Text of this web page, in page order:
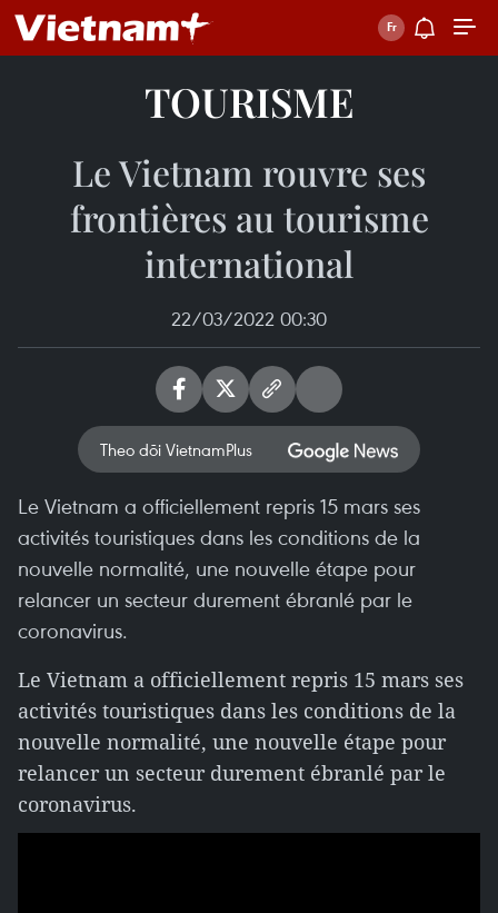
TOURISME
Le Vietnam rouvre ses
frontières au tourisme
international
22/03/2022 00:30
Theo dõi VietnamPlus
Le Vietnam a officiellement repris 15 mars ses
activités touristiques dans les conditions de la
nouvelle normalité, une nouvelle étape pour
relancer un secteur durement ébranlé par le
coronavirus.
Le Vietnam a officiellement repris 15 mars ses
activités touristiques dans les conditions de la
nouvelle normalité, une nouvelle étape pour
relancer un secteur durement ébranlé par le
coronavirus.